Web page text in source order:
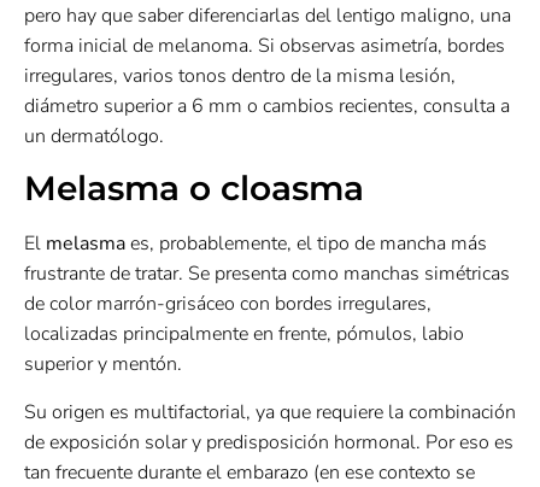
pero hay que saber diferenciarlas del lentigo maligno, una
forma inicial de melanoma. Si observas asimetría, bordes
irregulares, varios tonos dentro de la misma lesión,
diámetro superior a 6 mm o cambios recientes, consulta a
un dermatólogo.
Melasma o cloasma
El melasmaes, probablemente, el tipo de mancha más
frustrante de tratar. Se presenta como manchas simétricas
de color marrón-grisáceo con bordes irregulares,
localizadas principalmente en frente, pómulos, labio
superior y mentón.
Su origen es multifactorial, ya que requiere la combinación
de exposición solar y predisposición hormonal. Por eso es
tan frecuente durante el embarazo (en ese contexto se